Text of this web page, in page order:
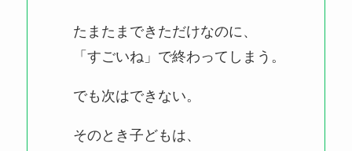
たまたまできただけなのに、
「すごいね」で終わってしまう。
でも次はできない。
そのとき子どもは、